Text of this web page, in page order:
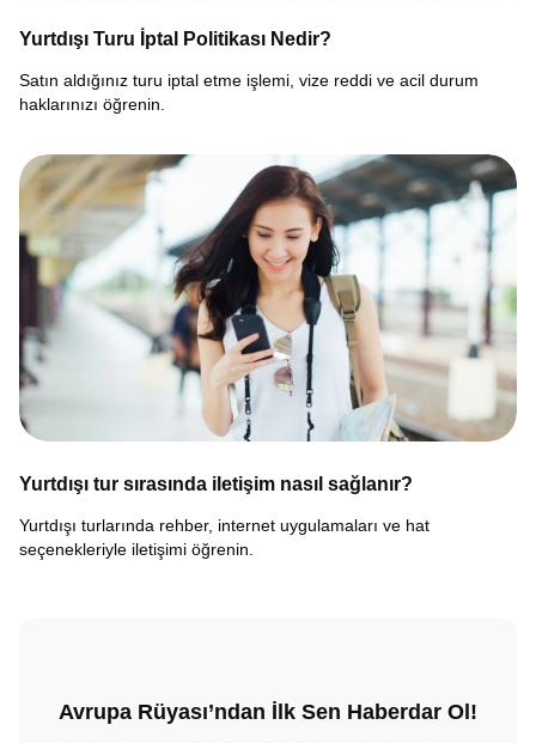
Yurtdışı Turu İptal Politikası Nedir?
Satın aldığınız turu iptal etme işlemi, vize reddi ve acil durum
haklarınızı öğrenin.
Yurtdışı tur sırasında iletişim nasıl sağlanır?
Yurtdışı turlarında rehber, internet uygulamaları ve hat
seçenekleriyle iletişimi öğrenin.
Avrupa Rüyası’ndan İlk Sen Haberdar Ol!